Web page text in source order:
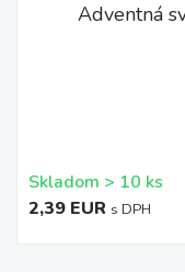
Adventná
Skladom > 10 ks
2,39 EUR s DPH